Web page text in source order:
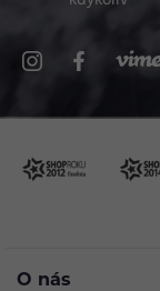
O nás